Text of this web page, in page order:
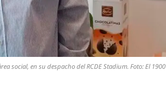
social, en su despacho del RCDE Stadium. Foto: El 1900